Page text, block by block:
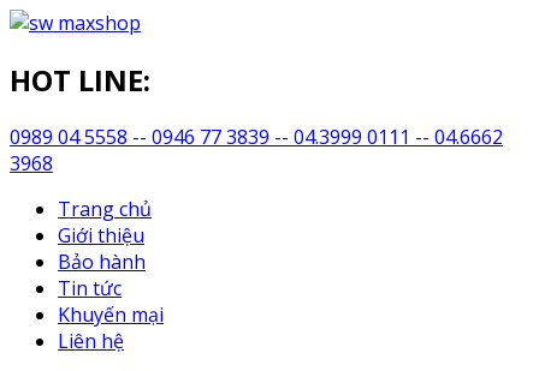
HOT LINE:
0989 04 5558 -- 0946 77 3839 -- 04.3999 0111 -- 04.6662
3968
Trang chủ
Giới thiệu
Bảo hành
Tin tức
Khuyến mại
Liên hệ